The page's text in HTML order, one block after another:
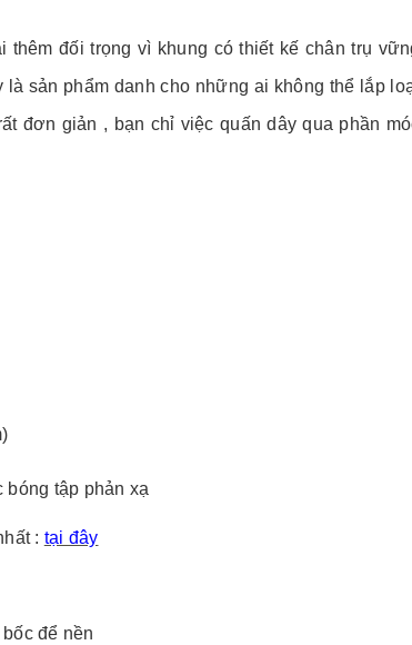
thêm đối trọng vì khung có thiết kế chân trụ
sản phẩm danh cho những ai không thể lắp
đơn giản , bạn chỉ việc quấn dây qua phần
tập phản xạ
: tại đây